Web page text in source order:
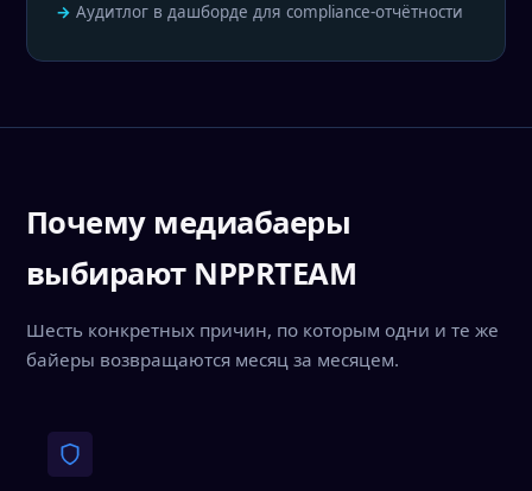
Аудитлог в дашборде для compliance-отчётности
Почему медиабаеры
выбирают NPPRTEAM
Шесть конкретных причин, по которым одни и те же
байеры возвращаются месяц за месяцем.